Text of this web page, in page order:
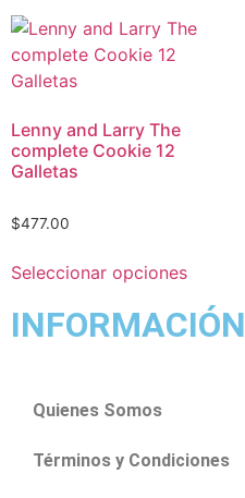
Lenny and Larry The
complete Cookie 12
Galletas
$477.00
Seleccionar opciones
INFORMACIÓN
Quienes Somos
Términos y Condiciones